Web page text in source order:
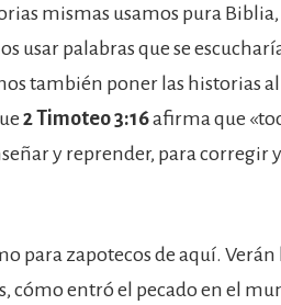
mismas usamos pura
palabras que se
también poner las historias al
2 Timoteo 3:16afirma que
y reprender, para corregir
para zapotecos de aquí.
cómo entró el pecado en el